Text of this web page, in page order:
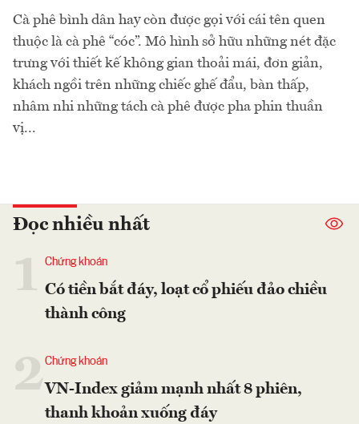
Cà phê bình dân hay còn được gọi với cái tên quen
thuộc là cà phê “cóc”. Mô hình sở hữu những nét đặc
trưng với thiết kế không gian thoải mái, đơn giản,
khách ngồi trên những chiếc ghế đẩu, bàn thấp,
nhâm nhi những tách cà phê được pha phin thuần
vị...
Đọc nhiều nhất
Chứng khoán
Có tiền bắt đáy, loạt cổ phiếu đảo chiều
thành công
2Chứng khoán
VN-Index giảm mạnh nhất 8 phiên,
thanh khoản xuống đáy